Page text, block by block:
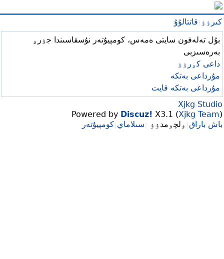
كىرۉۉ قاتتالۇۇ
بۇل تەلەفون سايتى ەمەس، كومپيۇتەر نۇسقاسىندا جۉرۅ
بەرەسىزبى
داعى كۅرۉۉ
مۇرداعى بەتكە
مۇرداعى بەتكە قايت
Xjkg Studio
Powered by Discuz! X3.1 (Xjkg Team)
باش باراق ۅلچۅمدۉۉ سىلاماي كومپيۇتەر